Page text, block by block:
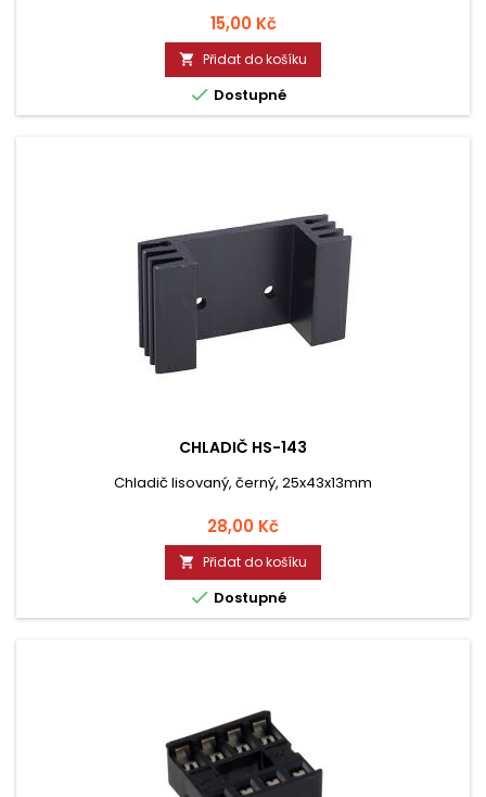
Cena
15,00 Kč
 Přidat do košíku
 Dostupné
CHLADIČ HS-143
Chladič lisovaný, černý, 25x43x13mm
Cena
28,00 Kč
 Přidat do košíku
 Dostupné